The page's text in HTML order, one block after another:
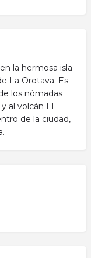
la hermosa isla
La Orotava. Es
los nómadas
al volcán El
de la ciudad,